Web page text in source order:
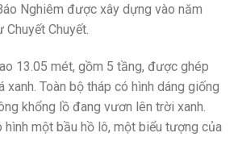
Nghiêm được xây dựng vào năm
Chuyết.
13.05 mét, gồm 5 tầng, được ghép
xanh. Toàn bộ tháp có hình dáng giống
khổng lồ đang vươn lên trời xanh.
hình một bầu hồ lô, một biểu tượng của